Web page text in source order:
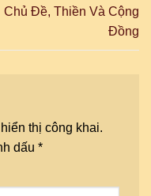
Chủ Đề, Thiền Và Cộng
Đồng
thị công khai.
dấu *